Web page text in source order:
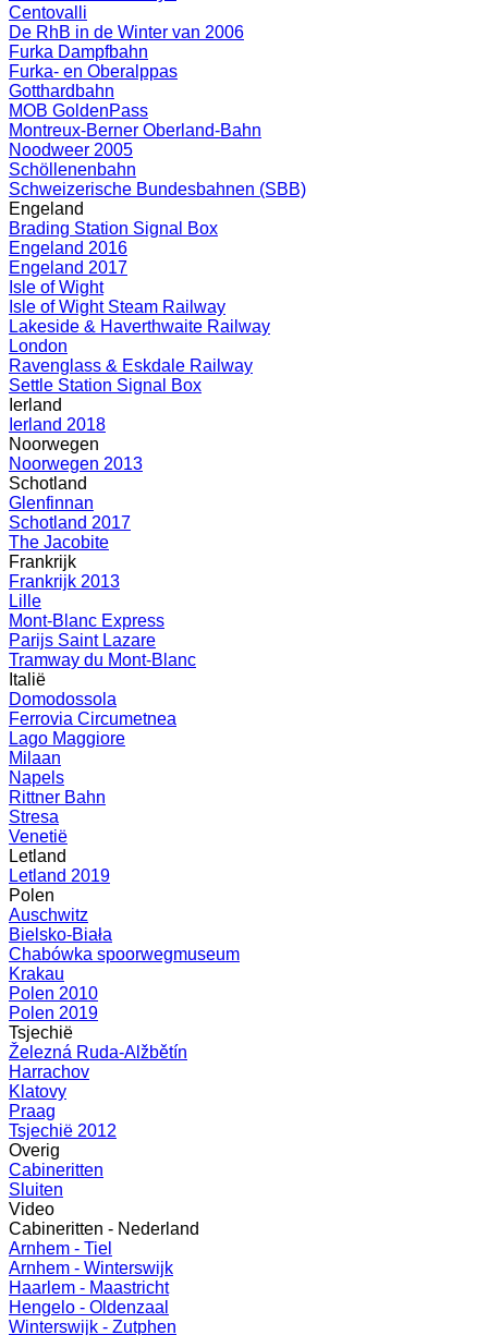
Centovalli
De RhB in de Winter van 2006
Furka Dampfbahn
Furka- en Oberalppas
Gotthardbahn
MOB GoldenPass
Montreux-Berner Oberland-Bahn
Noodweer 2005
Schöllenenbahn
Schweizerische Bundesbahnen (SBB)
Engeland
Brading Station Signal Box
Engeland 2016
Engeland 2017
Isle of Wight
Isle of Wight Steam Railway
Lakeside & Haverthwaite Railway
London
Ravenglass & Eskdale Railway
Settle Station Signal Box
Ierland
Ierland 2018
Noorwegen
Noorwegen 2013
Schotland
Glenfinnan
Schotland 2017
The Jacobite
Frankrijk
Frankrijk 2013
Lille
Mont-Blanc Express
Parijs Saint Lazare
Tramway du Mont-Blanc
Italië
Domodossola
Ferrovia Circumetnea
Lago Maggiore
Milaan
Napels
Rittner Bahn
Stresa
Venetië
Letland
Letland 2019
Polen
Auschwitz
Bielsko-Biała
Chabówka spoorwegmuseum
Krakau
Polen 2010
Polen 2019
Tsjechië
Železná Ruda-Alžbětín
Harrachov
Klatovy
Praag
Tsjechië 2012
Overig
Cabineritten
Sluiten
Video
Cabineritten - Nederland
Arnhem - Tiel
Arnhem - Winterswijk
Haarlem - Maastricht
Hengelo - Oldenzaal
Winterswijk - Zutphen